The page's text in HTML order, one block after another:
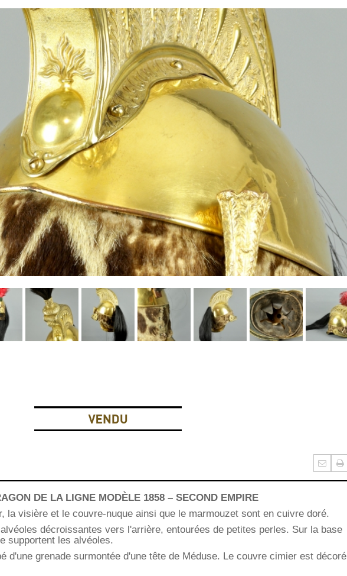
DE LA LIGNE MODÈLE 1858 – SECOND EMPIRE
la visière et le couvre-nuque ainsi que le marmouzet sont en cuivre doré.
décroissantes vers l'arrière, entourées de petites perles. Sur la base
supportent les alvéoles.
d'une grenade surmontée d'une tête de Méduse. Le couvre cimier est décoré